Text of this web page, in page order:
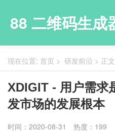
88 二维码生成
现在位置: 首页 > 研发前沿 > 正文
XDIGIT - 用户需求
发市场的发展根本
时间：2020-08-31 热度：199